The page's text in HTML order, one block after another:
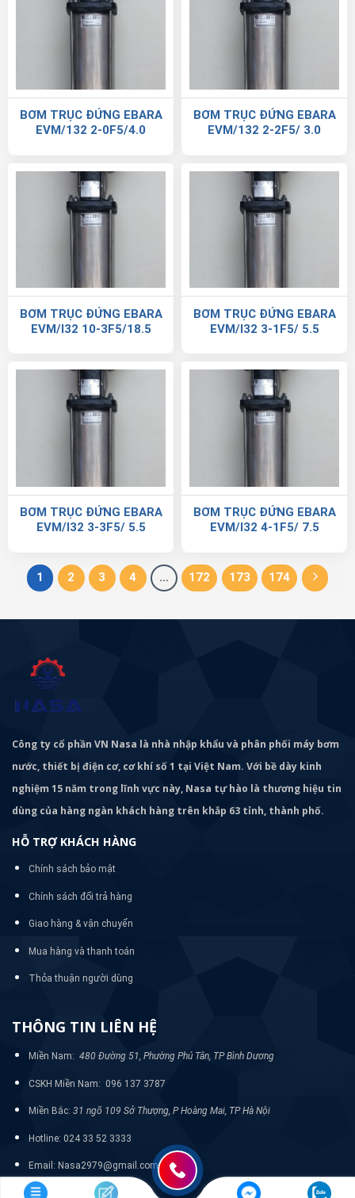
BƠM TRỤC ĐỨNG EBARA
EVM/132 2-0F5/4.0
BƠM TRỤC ĐỨNG EBARA
EVM/132 2-2F5/ 3.0
BƠM TRỤC ĐỨNG EBARA
EVM/I32 10-3F5/18.5
BƠM TRỤC ĐỨNG EBARA
EVM/I32 3-1F5/ 5.5
BƠM TRỤC ĐỨNG EBARA
EVM/I32 3-3F5/ 5.5
BƠM TRỤC ĐỨNG EBARA
EVM/I32 4-1F5/ 7.5
1 2 3 4 … 172 173 174
Công ty cổ phần VN Nasa là nhà nhập khẩu và phân phối máy bơm
nước, thiết bị điện cơ, cơ khí số 1 tại Việt Nam. Với bề dày kinh
nghiệm 15 năm trong lĩnh vực này, Nasa tự hào là thương hiệu tin
dùng của hàng ngàn khách hàng trên khắp 63 tỉnh, thành phố.
HỖ TRỢ KHÁCH HÀNG
Chính sách bảo mật
Chính sách đổi trả hàng
Giao hàng & vận chuyển
Mua hàng và thanh toán
Thỏa thuận người dùng
THÔNG TIN LIÊN HỆ
Miền Nam: 480 Đường 51, Phường Phú Tân, TP Bình Dương
CSKH Miền Nam: 096 137 3787
Miền Bắc: 31 ngõ 109 Sở Thượng, P Hoàng Mai, TP Hà Nội
Hotline: 024 33 52 3333
Email: Nasa2979@gmail.com